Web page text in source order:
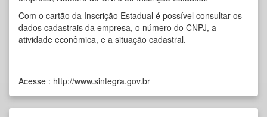
Com o cartão da Inscrição Estadual é possível consultar os
dados cadastrais da empresa, o número do CNPJ, a
atividade econômica, e a situação cadastral.
Acesse : http://www.sintegra.gov.br